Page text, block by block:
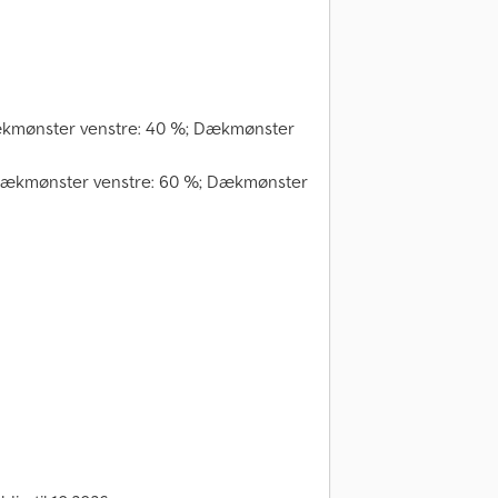
venstre: 40 %; Dækmønster
venstre: 60 %; Dækmønster